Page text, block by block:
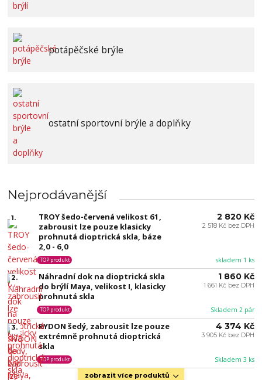
potápěčské brýle
ostatní sportovní brýle a doplňky
Nejprodávanější
1.
TROY šedo-červená velikost 61,
zabrousit lze pouze klasicky
prohnutá dioptrická skla, báze
2,0 - 6,0
skladem 1 ks
TOP produkt
2 820 Kč
2 518 Kč bez DPH
2.
Náhradní dok na dioptrická skla
do brýlí Maya, velikost I, klasicky
prohnutá skla
Skladem 2 pár
TOP produkt
1 860 Kč
1 661 Kč bez DPH
3.
RYDON šedý, zabrousit lze pouze
extrémně prohnutá dioptrická
skla
Skladem 3 ks
TOP produkt
4 374 Kč
3 905 Kč bez DPH
zobrazit více produktů